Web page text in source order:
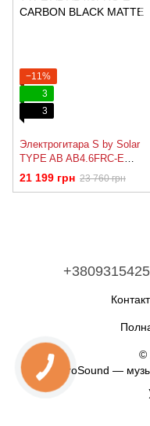
−11%
3
3
Электрогитара S by Solar
TYPE AB AB4.6FRC-E
CARBON BLACK MATTE
21 199 грн 23 760 грн
©
ProSound —